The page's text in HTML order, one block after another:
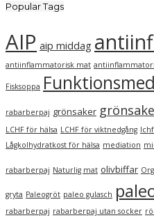
Popular Tags
AIP aip middag
antiinflammatorisk mat
Fisksoppa
rabarberpaj grönsaker
LCHF för hälsa LCHF för viktnedgång
Lågkolhydratkost för hälsa mediation
rabarberpaj Naturlig mat olivbiffar
gryta Paleogröt paleo gulasch
rabarberpaj rabarberpaj utan socker